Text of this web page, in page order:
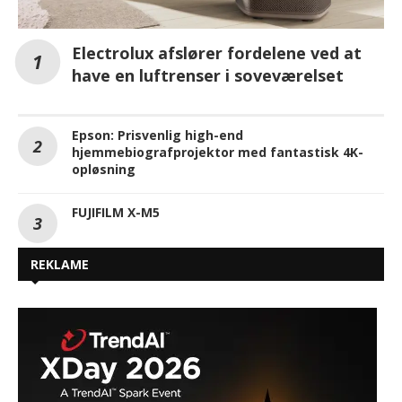
Electrolux afslører fordelene ved at
have en luftrenser i soveværelset
Epson: Prisvenlig high-end
hjemmebiografprojektor med fantastisk 4K-
opløsning
FUJIFILM X-M5
REKLAME